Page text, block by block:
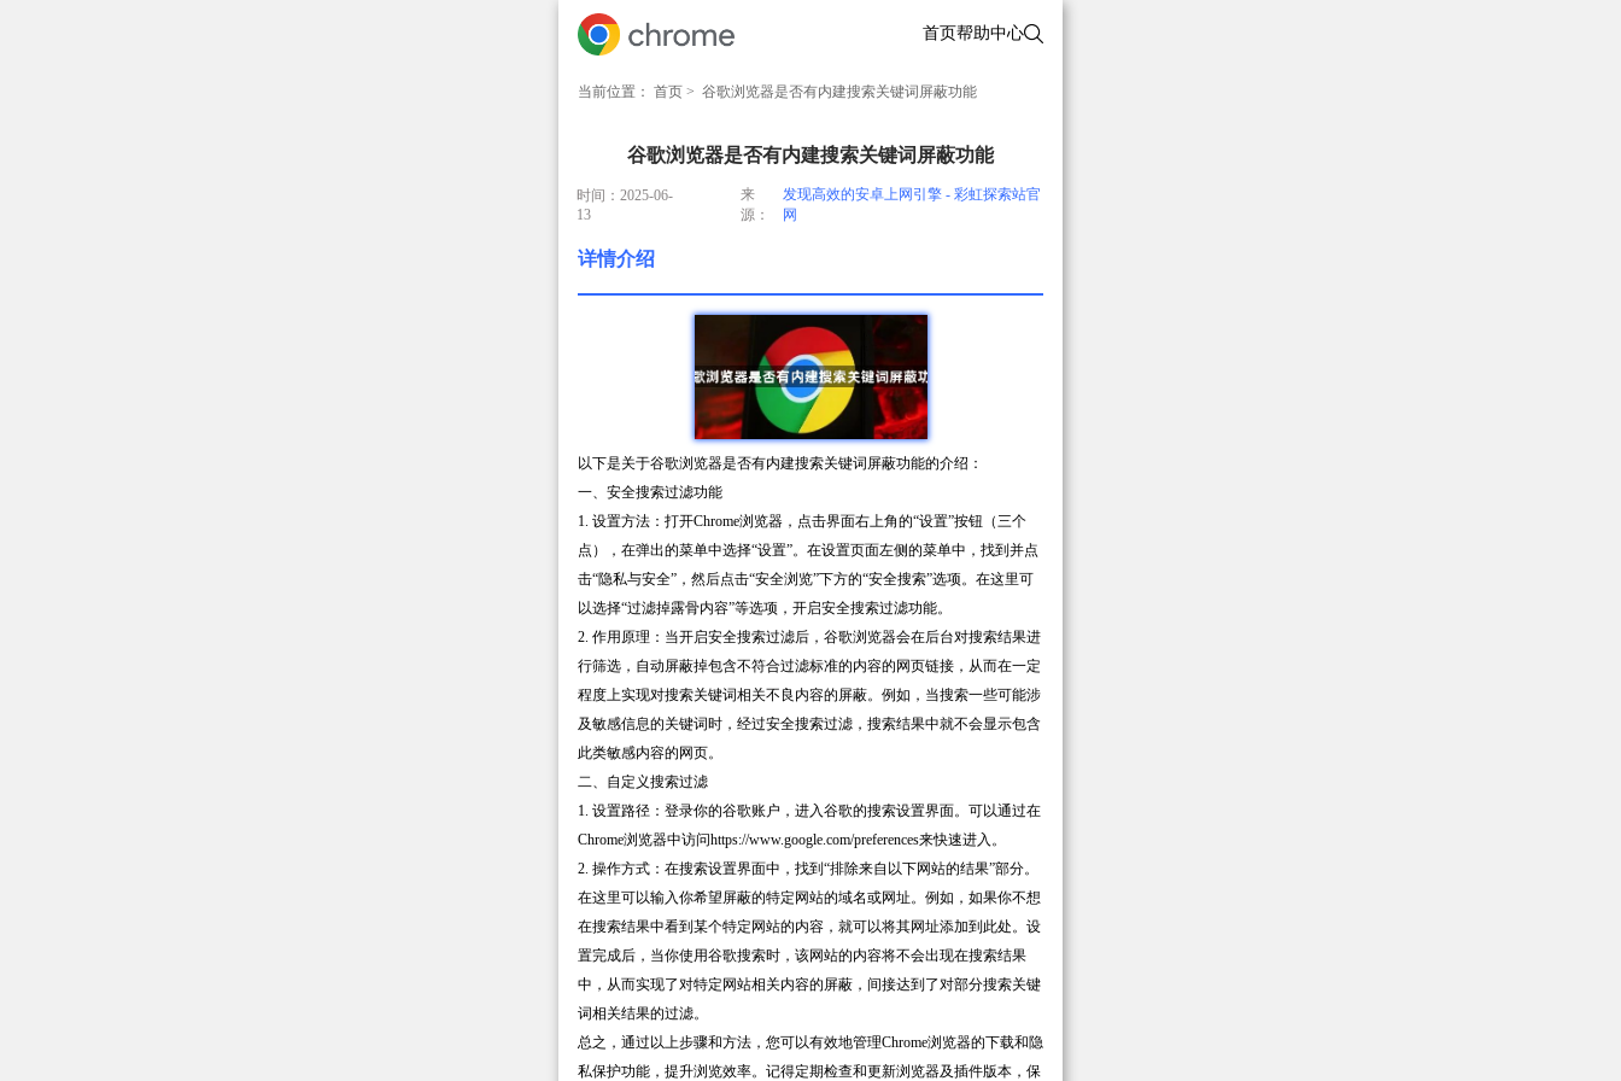
首页帮助中心
当前位置： 首页 > 谷歌浏览器是否有内建搜索关键词屏蔽功能
谷歌浏览器是否有内建搜索关键词屏蔽功能
时间：2025-06-
13
来
源：
发现高效的安卓上网引擎 - 彩虹探索站官
网
详情介绍
以下是关于谷歌浏览器是否有内建搜索关键词屏蔽功能的介绍：
一、安全搜索过滤功能
1. 设置方法：打开Chrome浏览器，点击界面右上角的“设置”按钮（三个
点），在弹出的菜单中选择“设置”。在设置页面左侧的菜单中，找到并点
击“隐私与安全”，然后点击“安全浏览”下方的“安全搜索”选项。在这里可
以选择“过滤掉露骨内容”等选项，开启安全搜索过滤功能。
2. 作用原理：当开启安全搜索过滤后，谷歌浏览器会在后台对搜索结果进
行筛选，自动屏蔽掉包含不符合过滤标准的内容的网页链接，从而在一定
程度上实现对搜索关键词相关不良内容的屏蔽。例如，当搜索一些可能涉
及敏感信息的关键词时，经过安全搜索过滤，搜索结果中就不会显示包含
此类敏感内容的网页。
二、自定义搜索过滤
1. 设置路径：登录你的谷歌账户，进入谷歌的搜索设置界面。可以通过在
Chrome浏览器中访问https://www.google.com/preferences来快速进入。
2. 操作方式：在搜索设置界面中，找到“排除来自以下网站的结果”部分。
在这里可以输入你希望屏蔽的特定网站的域名或网址。例如，如果你不想
在搜索结果中看到某个特定网站的内容，就可以将其网址添加到此处。设
置完成后，当你使用谷歌搜索时，该网站的内容将不会出现在搜索结果
中，从而实现了对特定网站相关内容的屏蔽，间接达到了对部分搜索关键
词相关结果的过滤。
总之，通过以上步骤和方法，您可以有效地管理Chrome浏览器的下载和隐
私保护功能，提升浏览效率。记得定期检查和更新浏览器及插件版本，保